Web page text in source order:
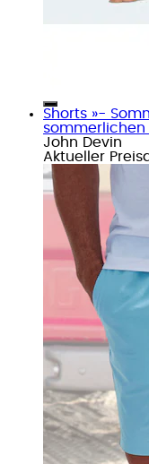
Shorts »-
sommerlichen
John Devin
Aktueller Preis